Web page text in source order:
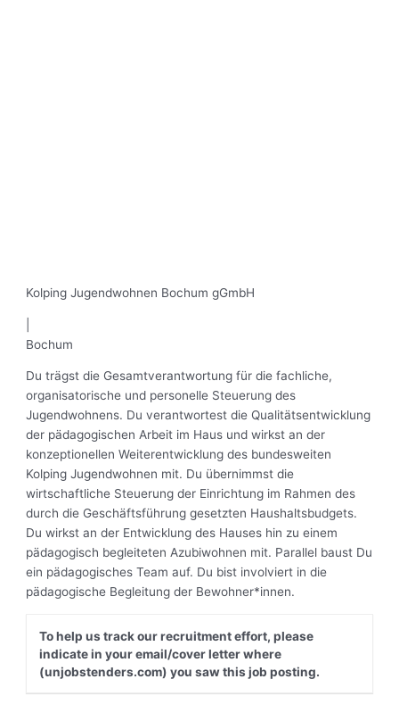
Kolping Jugendwohnen Bochum gGmbH
Bochum
Du trägst die Gesamtverantwortung für die fachliche,
organisatorische und personelle Steuerung des
Jugendwohnens. Du verantwortest die Qualitätsentwicklung
der pädagogischen Arbeit im Haus und wirkst an der
konzeptionellen Weiterentwicklung des bundesweiten
Kolping Jugendwohnen mit. Du übernimmst die
wirtschaftliche Steuerung der Einrichtung im Rahmen des
durch die Geschäftsführung gesetzten Haushaltsbudgets.
Du wirkst an der Entwicklung des Hauses hin zu einem
pädagogisch begleiteten Azubiwohnen mit. Parallel baust Du
ein pädagogisches Team auf. Du bist involviert in die
pädagogische Begleitung der Bewohner*innen.
To help us track our recruitment effort, please
indicate in your email/cover letter where
(unjobstenders.com) you saw this job posting.